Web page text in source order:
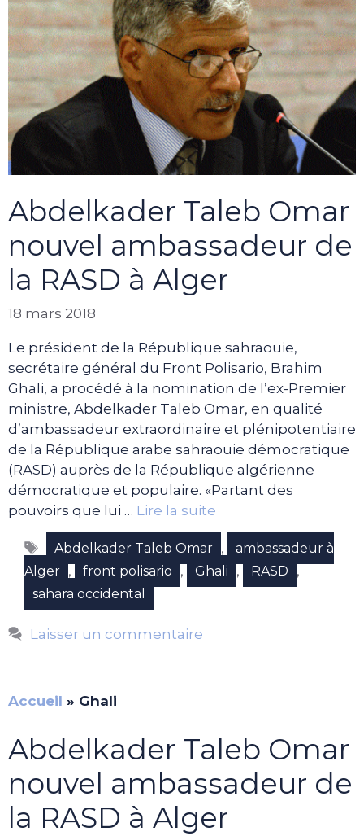
Abdelkader Taleb Omar
nouvel ambassadeur de
la RASD à Alger
18 mars 2018
Le président de la République sahraouie,
secrétaire général du Front Polisario, Brahim
Ghali, a procédé à la nomination de l’ex-Premier
ministre, Abdelkader Taleb Omar, en qualité
d’ambassadeur extraordinaire et plénipotentiaire
de la République arabe sahraouie démocratique
(RASD) auprès de la République algérienne
démocratique et populaire. «Partant des
pouvoirs que lui … Lire la suite
Étiquettes
Abdelkader Taleb Omar ,
ambassadeur à
Alger , front polisario , Ghali , RASD ,
sahara occidental
Laisser un commentaire
Accueil » Ghali
Abdelkader Taleb Omar
nouvel ambassadeur de
la RASD à Alger